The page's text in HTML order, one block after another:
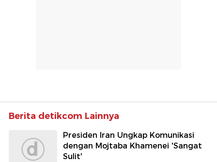
Berita detikcom Lainnya
Presiden Iran Ungkap Komunikasi
dengan Mojtaba Khamenei 'Sangat
Sulit'